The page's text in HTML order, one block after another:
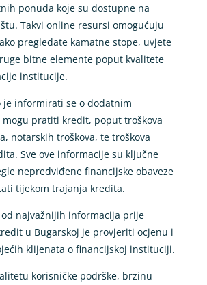
ponuda koje su dostupne na
Takvi online resursi omogućuju
pregledate kamatne stope, uvjete
bitne elemente poput kvalitete
institucije.
je informirati se o dodatnim
mogu pratiti kredit, poput troškova
notarskih troškova, te troškova
Sve ove informacije su ključne
nepredviđene financijske obaveze
tijekom trajanja kredita.
najvažnijih informacija prije
u Bugarskoj je provjeriti ocjenu i
klijenata o financijskoj instituciji.
korisničke podrške, brzinu